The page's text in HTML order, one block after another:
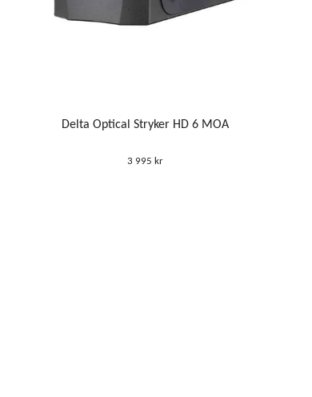
Delta Optical Stryker HD 6 MOA
3 995 kr